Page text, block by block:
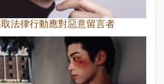
法律行動應對惡意留言者